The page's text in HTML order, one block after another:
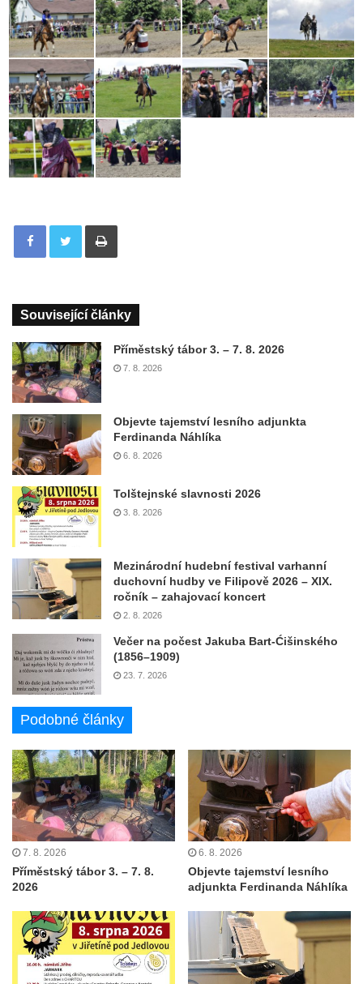
Tisknout
Související články
Příměstský tábor 3. – 7. 8. 2026
7. 8. 2026
Objevte tajemství lesního adjunkta
Ferdinanda Náhlíka
6. 8. 2026
Tolštejnské slavnosti 2026
3. 8. 2026
Mezinárodní hudební festival varhanní
duchovní hudby ve Filipově 2026 – XIX.
ročník – zahajovací koncert
2. 8. 2026
Večer na počest Jakuba Bart-Ćišinského
(1856–1909)
23. 7. 2026
Podobné články
7. 8. 2026
Příměstský tábor 3. – 7. 8.
2026
6. 8. 2026
Objevte tajemství lesního
adjunkta Ferdinanda Náhlíka